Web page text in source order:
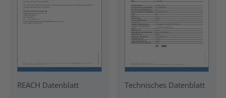
REACH Datenblatt Technisches Datenblatt